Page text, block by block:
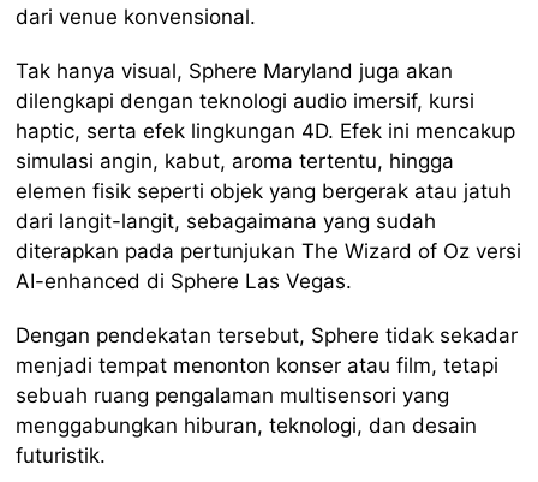
dari venue konvensional.
Tak hanya visual, Sphere Maryland juga akan
dilengkapi dengan teknologi audio imersif, kursi
haptic, serta efek lingkungan 4D. Efek ini mencakup
simulasi angin, kabut, aroma tertentu, hingga
elemen fisik seperti objek yang bergerak atau jatuh
dari langit-langit, sebagaimana yang sudah
diterapkan pada pertunjukan The Wizard of Oz versi
AI-enhanced di Sphere Las Vegas.
Dengan pendekatan tersebut, Sphere tidak sekadar
menjadi tempat menonton konser atau film, tetapi
sebuah ruang pengalaman multisensori yang
menggabungkan hiburan, teknologi, dan desain
futuristik.